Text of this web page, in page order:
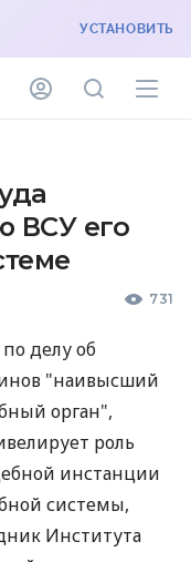
УСТАНОВИТЬ
ВСУ его
731
делу об
"наивысший
орган",
роль
инстанции
системы,
Института